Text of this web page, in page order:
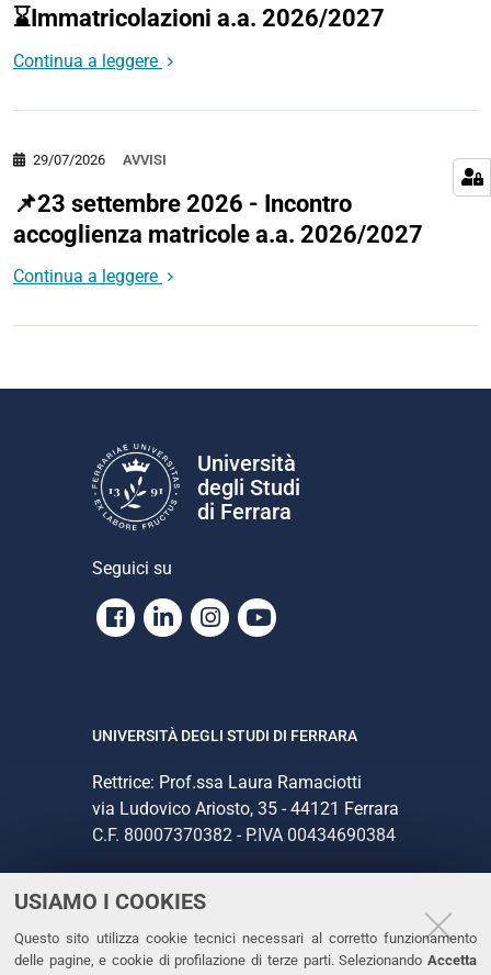
USIAMO I COOKIES
Questo sito utilizza cookie tecnici necessari al corretto funzionamento
delle pagine, e cookie di profilazione di terze parti. Selezionando Accetta
⌛Immatricolazioni a.a. 2026/2027
Continua a leggere
AVVISI
29/07/2026
📌23 settembre 2026 - Incontro
accoglienza matricole a.a. 2026/2027
Continua a leggere
Università
degli Studi
di Ferrara
Seguici su
Facebook
LinkedinInstagram
Youtube
UNIVERSITÀ DEGLI STUDI DI FERRARA
Rettrice: Prof.ssa Laura Ramaciotti
via Ludovico Ariosto, 35 - 44121 Ferrara
C.F. 80007370382 - P.IVA 00434690384
CONTATTI
Tel. +39 0532 293111